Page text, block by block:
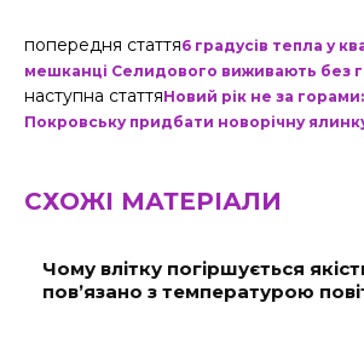
попередня стаття6 градусів тепла у
мешканці Селидового виживають без
наступна статтяНовий рік не за
Покровську придбати новорічну
СХОЖІ МАТЕРІАЛИ
Чому влітку погіршується
пов’язано з температурою